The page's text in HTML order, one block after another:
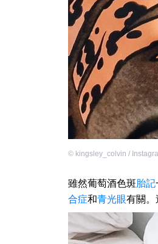
© kingsley_colvin /
雖然葡萄酒色斑胎記
合症和青光眼有關。